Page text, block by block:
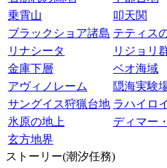
乗霄山
叩天関
ブラックショア諸島 テティス
リナシータ
リジョリ
金庫下層
ベオ海域
アヴィノレーム
隠海実験
サングイス狩猟台地 ラハイロイ
氷原の地上
ディマー
玄方地界
ストーリー(潮汐任務)